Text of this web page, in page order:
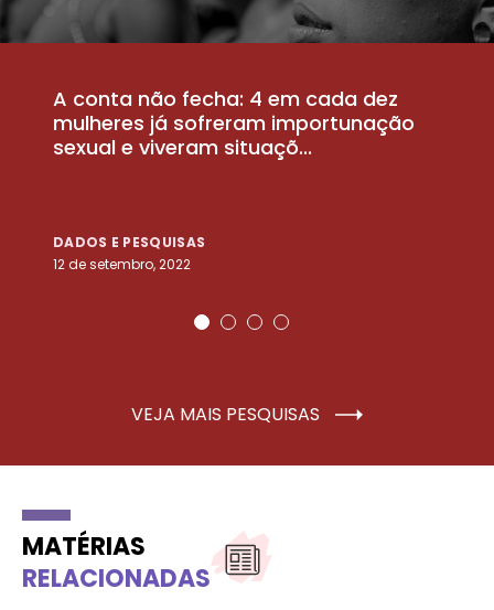
A conta não fecha: 4 em cada dez
mulheres já sofreram importunação
sexual e viveram situaçõ...
DADOS E PESQUISAS
12 de setembro, 2022
VEJA MAIS PESQUISAS
MATÉRIAS
RELACIONADAS